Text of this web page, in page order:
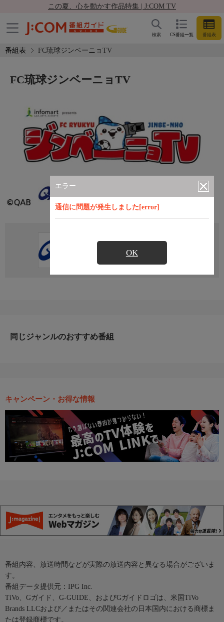
この夏、心を動かす作品特集 | J:COM TV
CS番組一覧 番組表
検索
番組表 FC琉球ジンベーニョTV
エラー
通信に問題が発生しました[error]
OK
FC琉球ジンベーニョTV
直近の放送予定はありません
同じジャンルのおすすめ番組
キャンペーン・お得な情報
番組内容、放送時間などが実際の放送内容と異なる場合がございま
す。
番組データ提供元：IPG Inc.
TiVo、Gガイド、G-GUIDE、およびGガイドロゴは、米国TiVo
Brands LLCおよび／またはその関連会社の日本国内における商標ま
たは登録商標です。